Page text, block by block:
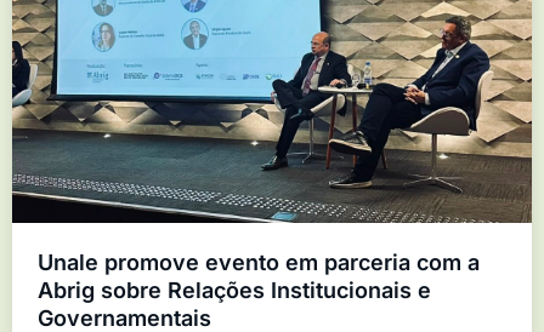
Unale promove evento em parceria com a
Abrig sobre Relações Institucionais e
Governamentais